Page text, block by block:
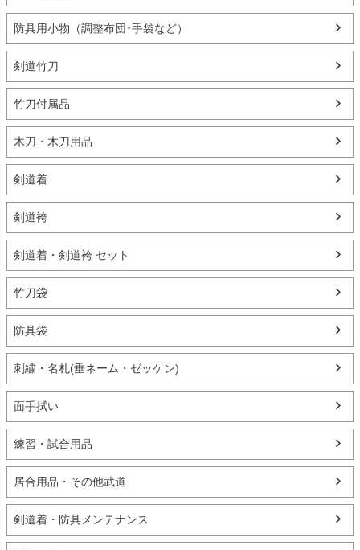
防具用小物（調整布団･手袋など）
剣道竹刀
竹刀付属品
木刀・木刀用品
剣道着
剣道袴
剣道着・剣道袴 セット
竹刀袋
防具袋
刺繍・名札(垂ネーム・ゼッケン)
面手拭い
練習・試合用品
居合用品・その他武道
剣道着・防具メンテナンス